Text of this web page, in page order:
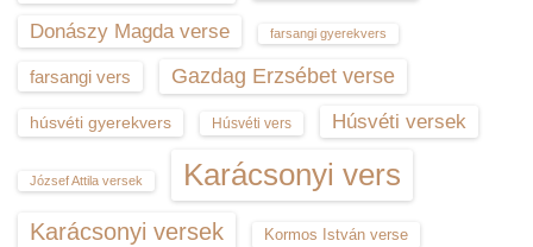
Donászy Magda verse farsangi gyerekvers
farsangi vers Gazdag Erzsébet verse
húsvéti gyerekvers Húsvéti vers Húsvéti versek
József Attila versek Karácsonyi vers
Karácsonyi versek Kormos István verse